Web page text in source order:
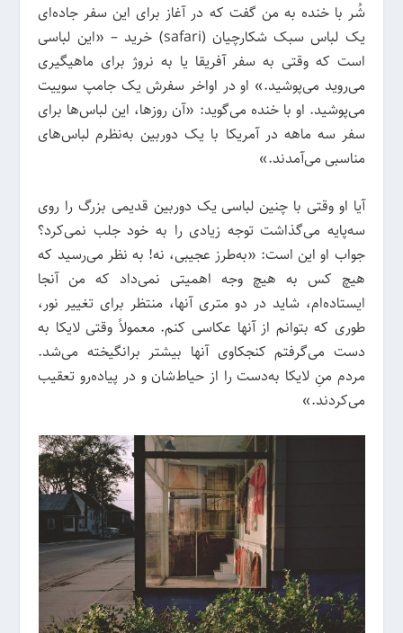
شُر با خنده به من گفت که در آغاز برای این سفر جاده‌ای
یک لباس سبک شکارچیان (safari) خرید – «این لباسی
است که وقتی به سفر آفریقا یا به نروژ برای ماهیگیری
می‌روید می‌پوشید.» او در اواخر سفرش یک جامپ سوییت
می‌پوشید. او با خنده می‌گوید: «آن روزها، این لباس‌ها برای
سفر سه ماهه در آمریکا با یک دوربین به‌نظرم لباس‌های
مناسبی می‌آمدند.»
آیا او وقتی با چنین لباسی یک دوربین قدیمی بزرگ را روی
سه‌پایه می‌گذاشت توجه زیادی را به خود جلب نمی‌کرد؟
جواب او این است: «به‌طرز عجیبی، نه! به نظر می‌رسید که
هیچ کس به هیچ وجه اهمیتی نمی‌داد که من آنجا
ایستاده‌ام، شاید در دو متری آنها، منتظر برای تغییر نور،
طوری که بتوانم از آنها عکاسی کنم. معمولاً وقتی لایکا به
دست می‌گرفتم کنجکاوی آنها بیشتر برانگیخته می‌شد.
مردم منِ لایکا به‌دست را از حیاط‌شان و در پیاده‌رو تعقیب
می‌کردند.»